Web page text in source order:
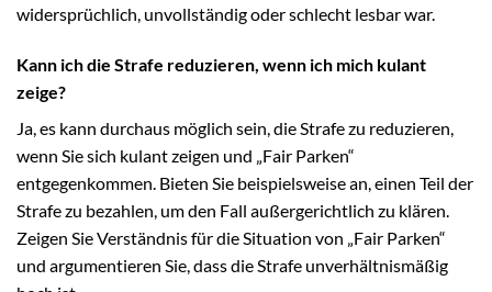
widersprüchlich, unvollständig oder schlecht lesbar war.
Kann ich die Strafe reduzieren, wenn ich mich kulant
zeige?
Ja, es kann durchaus möglich sein, die Strafe zu reduzieren,
wenn Sie sich kulant zeigen und „Fair Parken“
entgegenkommen. Bieten Sie beispielsweise an, einen Teil der
Strafe zu bezahlen, um den Fall außergerichtlich zu klären.
Zeigen Sie Verständnis für die Situation von „Fair Parken“
und argumentieren Sie, dass die Strafe unverhältnismäßig